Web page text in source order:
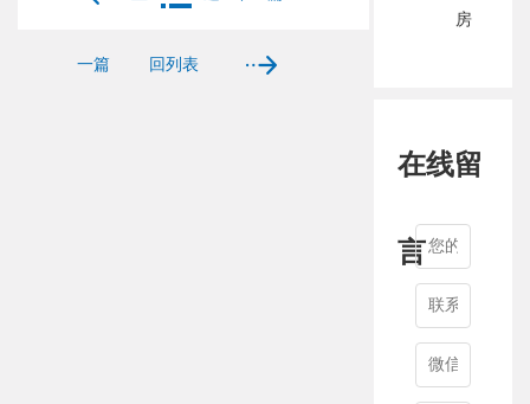
一篇 回列表
房
在线留
言